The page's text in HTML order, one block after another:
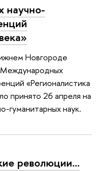
Новгороде
Международных
«Регионалистика
принято 26 апреля на
гуманитарных наук.
революции…